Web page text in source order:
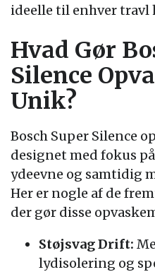
ideelle til enhver travl
Hvad Gør
Silence
Unik?
Bosch Super Silence
designet med fokus
ydeevne og samtidig
Her er nogle af de
der gør disse
Støjsvag Drift:
lydisolering og